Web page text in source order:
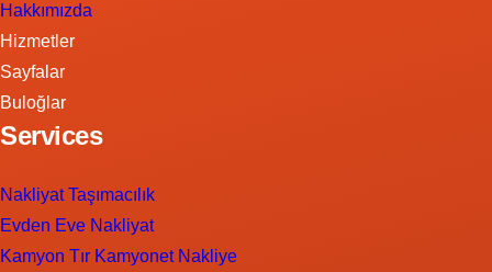
Hakkımızda
Hizmetler
Sayfalar
Buloğlar
Services
Nakliyat Taşımacılık
Evden Eve Nakliyat
Kamyon Tır Kamyonet Nakliye